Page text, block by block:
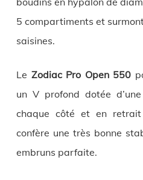
5 compartiments et
saisines.
Le Zodiac Pro Open 550
un V profond dotée
chaque côté et en
confère une très bonne
embruns parfaite.